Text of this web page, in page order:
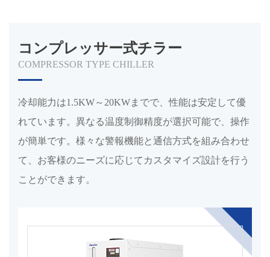
コンプレッサー式チラー
COMPRESSOR TYPE CHILLER
冷却能力は1.5KW～20KWまでで、性能は安定して優
れています。異なる温度制御精度が選択可能で、操作
が簡単です。様々な警報機能と通信方式を組み合わせ
て、お客様のニーズに応じてカスタマイズ設計を行う
ことができます。